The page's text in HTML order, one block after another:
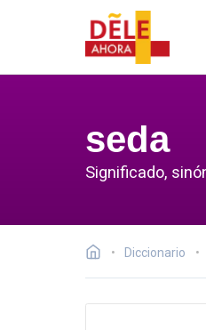
seda
Significado,
Diccionario